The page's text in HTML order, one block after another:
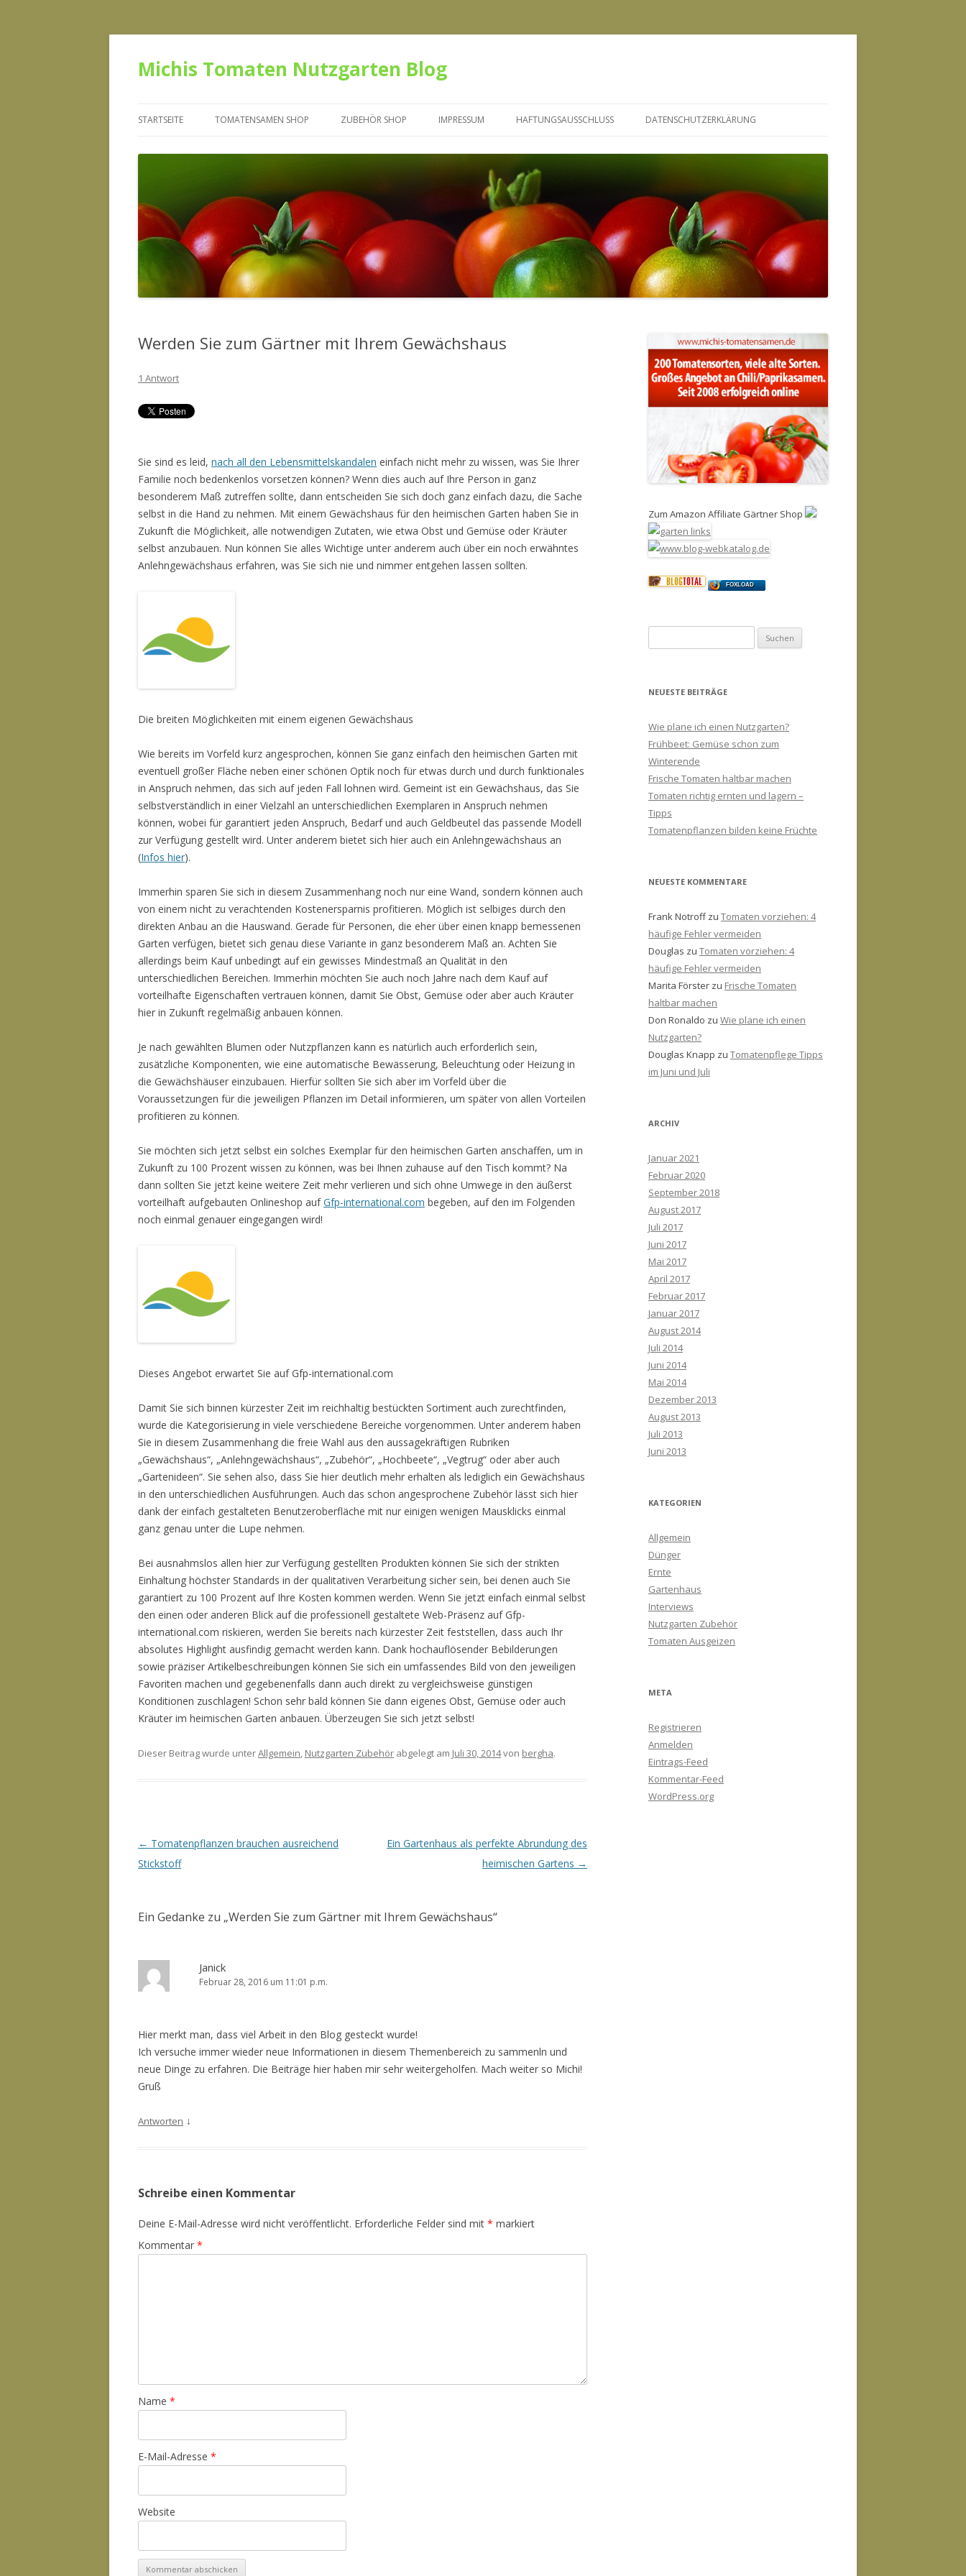
Michis Tomaten Nutzgarten Blog
STARTSEITE TOMATENSAMEN SHOP ZUBEHÖR SHOP IMPRESSUM HAFTUNGSAUSSCHLUSS DATENSCHUTZERKLÄRUNG
Werden Sie zum Gärtner mit Ihrem Gewächshaus
1 Antwort
Sie sind es leid, nach all den Lebensmittelskandalen einfach nicht mehr zu wissen, was Sie Ihrer
Familie noch bedenkenlos vorsetzen können? Wenn dies auch auf Ihre Person in ganz
besonderem Maß zutreffen sollte, dann entscheiden Sie sich doch ganz einfach dazu, die Sache
selbst in die Hand zu nehmen. Mit einem Gewächshaus für den heimischen Garten haben Sie in
Zukunft die Möglichkeit, alle notwendigen Zutaten, wie etwa Obst und Gemüse oder Kräuter
selbst anzubauen. Nun können Sie alles Wichtige unter anderem auch über ein noch erwähntes
Anlehngewächshaus erfahren, was Sie sich nie und nimmer entgehen lassen sollten.
Die breiten Möglichkeiten mit einem eigenen Gewächshaus
Wie bereits im Vorfeld kurz angesprochen, können Sie ganz einfach den heimischen Garten mit
eventuell großer Fläche neben einer schönen Optik noch für etwas durch und durch funktionales
in Anspruch nehmen, das sich auf jeden Fall lohnen wird. Gemeint ist ein Gewächshaus, das Sie
selbstverständlich in einer Vielzahl an unterschiedlichen Exemplaren in Anspruch nehmen
können, wobei für garantiert jeden Anspruch, Bedarf und auch Geldbeutel das passende Modell
zur Verfügung gestellt wird. Unter anderem bietet sich hier auch ein Anlehngewächshaus an
(Infos hier).
Immerhin sparen Sie sich in diesem Zusammenhang noch nur eine Wand, sondern können auch
von einem nicht zu verachtenden Kostenersparnis profitieren. Möglich ist selbiges durch den
direkten Anbau an die Hauswand. Gerade für Personen, die eher über einen knapp bemessenen
Garten verfügen, bietet sich genau diese Variante in ganz besonderem Maß an. Achten Sie
allerdings beim Kauf unbedingt auf ein gewisses Mindestmaß an Qualität in den
unterschiedlichen Bereichen. Immerhin möchten Sie auch noch Jahre nach dem Kauf auf
vorteilhafte Eigenschaften vertrauen können, damit Sie Obst, Gemüse oder aber auch Kräuter
hier in Zukunft regelmäßig anbauen können.
Je nach gewählten Blumen oder Nutzpflanzen kann es natürlich auch erforderlich sein,
zusätzliche Komponenten, wie eine automatische Bewässerung, Beleuchtung oder Heizung in
die Gewächshäuser einzubauen. Hierfür sollten Sie sich aber im Vorfeld über die
Voraussetzungen für die jeweiligen Pflanzen im Detail informieren, um später von allen Vorteilen
profitieren zu können.
Sie möchten sich jetzt selbst ein solches Exemplar für den heimischen Garten anschaffen, um in
Zukunft zu 100 Prozent wissen zu können, was bei Ihnen zuhause auf den Tisch kommt? Na
dann sollten Sie jetzt keine weitere Zeit mehr verlieren und sich ohne Umwege in den äußerst
vorteilhaft aufgebauten Onlineshop aufGfp-international.com begeben, auf den im Folgenden
noch einmal genauer eingegangen wird!
Dieses Angebot erwartet Sie auf Gfp-international.com
Damit Sie sich binnen kürzester Zeit im reichhaltig bestückten Sortiment auch zurechtfinden,
wurde die Kategorisierung in viele verschiedene Bereiche vorgenommen. Unter anderem haben
Sie in diesem Zusammenhang die freie Wahl aus den aussagekräftigen Rubriken
„Gewächshaus“, „Anlehngewächshaus“, „Zubehör“, „Hochbeete“, „Vegtrug“ oder aber auch
„Gartenideen“. Sie sehen also, dass Sie hier deutlich mehr erhalten als lediglich ein Gewächshaus
in den unterschiedlichen Ausführungen. Auch das schon angesprochene Zubehör lässt sich hier
dank der einfach gestalteten Benutzeroberfläche mit nur einigen wenigen Mausklicks einmal
ganz genau unter die Lupe nehmen.
Bei ausnahmslos allen hier zur Verfügung gestellten Produkten können Sie sich der strikten
Einhaltung höchster Standards in der qualitativen Verarbeitung sicher sein, bei denen auch Sie
garantiert zu 100 Prozent auf Ihre Kosten kommen werden. Wenn Sie jetzt einfach einmal selbst
den einen oder anderen Blick auf die professionell gestaltete Web-Präsenz auf Gfp-
international.com riskieren, werden Sie bereits nach kürzester Zeit feststellen, dass auch Ihr
absolutes Highlight ausfindig gemacht werden kann. Dank hochauflösender Bebilderungen
sowie präziser Artikelbeschreibungen können Sie sich ein umfassendes Bild von den jeweiligen
Favoriten machen und gegebenenfalls dann auch direkt zu vergleichsweise günstigen
Konditionen zuschlagen! Schon sehr bald können Sie dann eigenes Obst, Gemüse oder auch
Kräuter im heimischen Garten anbauen. Überzeugen Sie sich jetzt selbst!
Dieser Beitrag wurde unterAllgemein, Nutzgarten Zubehör abgelegt am Juli 30, 2014von bergha.
Artikel-Navigation
← Tomatenpflanzen brauchen ausreichend
Stickstoff
Ein Gartenhaus als perfekte Abrundung des
heimischen Gartens →
Ein Gedanke zu „Werden Sie zum Gärtner mit Ihrem Gewächshaus“
Janick
Februar 28, 2016 um 11:01 p.m.
Hier merkt man, dass viel Arbeit in den Blog gesteckt wurde!
Ich versuche immer wieder neue Informationen in diesem Themenbereich zu sammenln und
neue Dinge zu erfahren. Die Beiträge hier haben mir sehr weitergeholfen. Mach weiter so Michi!
Gruß
Antworten ↓
Schreibe einen Kommentar
Deine E-Mail-Adresse wird nicht veröffentlicht. Erforderliche Felder sind mit * markiert
Kommentar *
Name *
E-Mail-Adresse *
Website
Zum Amazon Affiliate Gärtner Shop
FOXLOAD
nach:
NEUESTE BEITRÄGE
Wie plane ich einen Nutzgarten?
Frühbeet: Gemüse schon zum
Winterende
Frische Tomaten haltbar machen
Tomaten richtig ernten und lagern –
Tipps
Tomatenpflanzen bilden keine Früchte
NEUESTE KOMMENTARE
Frank Notroffzu Tomaten vorziehen: 4
häufige Fehler vermeiden
Douglas zu Tomaten vorziehen: 4
häufige Fehler vermeiden
Marita Förster zu Frische Tomaten
haltbar machen
Don Ronaldo zu Wie plane ich einen
Nutzgarten?
Douglas Knapp zu Tomatenpflege Tipps
im Juni und Juli
ARCHIV
Januar 2021
Februar 2020
September 2018
August 2017
Juli 2017
Juni 2017
Mai 2017
April 2017
Februar 2017
Januar 2017
August 2014
Juli 2014
Juni 2014
Mai 2014
Dezember 2013
August 2013
Juli 2013
Juni 2013
KATEGORIEN
Allgemein
Dünger
Ernte
Gartenhaus
Interviews
Nutzgarten Zubehör
Tomaten Ausgeizen
META
Registrieren
Anmelden
Eintrags-Feed
Kommentar-Feed
WordPress.org